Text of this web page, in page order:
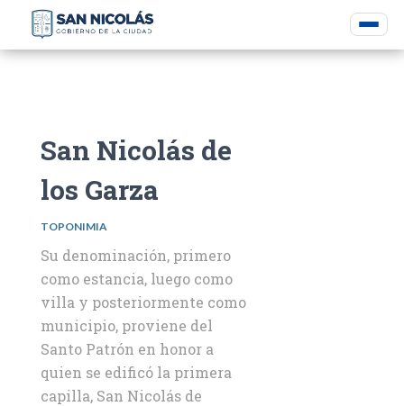
San Nicolás de
los Garza
TOPONIMIA
Su denominación, primero
como estancia, luego como
villa y posteriormente como
municipio, proviene del
Santo Patrón en honor a
quien se edificó la primera
capilla, San Nicolás de